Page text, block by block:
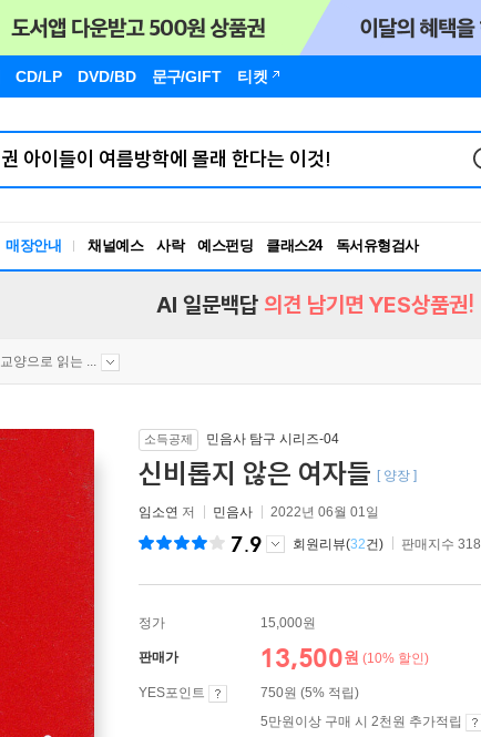
CD/LP DVD/BD 문구/GIFT 티켓
매장안내 채널예스 사락 예스펀딩 클래스24
RBTI Lab
독서유형검사
AI 일문백답 의견 남기면 YES상품권!
교양으로 읽는 ...
소득공제 민음사 탐구 시리즈-04
신비롭지 않은 여자들 [ 양장 ]
임소연 저 민음사 2022년 06월 01일
7.9 회원리뷰(32건) 판매지수 318
정가 15,000원
판매가 13,500원 (10% 할인)
YES포인트
750원 (5% 적립)
5만원이상 구매 시 2천원 추가적립